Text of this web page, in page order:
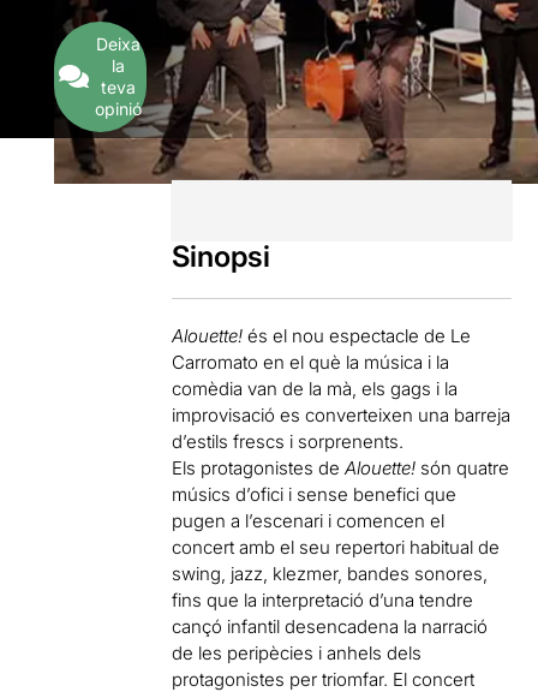
Deixa
la
teva
opinió
Sinopsi
Alouette! és el nou espectacle de Le
Carromato en el què la música i la
comèdia van de la mà, els gags i la
improvisació es converteixen una barreja
d’estils frescs i sorprenents.
Els protagonistes de Alouette! són quatre
músics d’ofici i sense benefici que
pugen a l’escenari i comencen el
concert amb el seu repertori habitual de
swing, jazz, klezmer, bandes sonores,
fins que la interpretació d’una tendre
cançó infantil desencadena la narració
de les peripècies i anhels dels
protagonistes per triomfar. El concert